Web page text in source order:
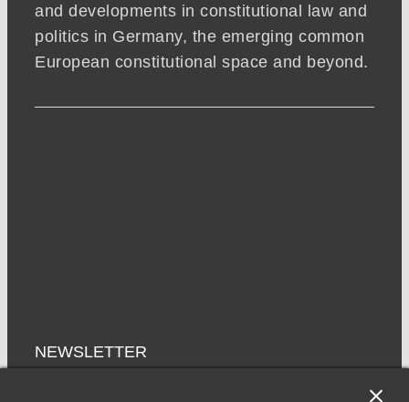
and developments in constitutional law and
politics in Germany, the emerging common
European constitutional space and beyond.
NEWSLETTER